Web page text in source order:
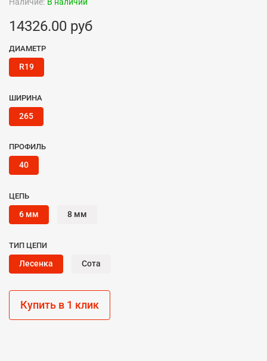
14326.00 руб
Купить в 1 клик
ДИАМЕТР
R19
ШИРИНА
265
ПРОФИЛЬ
40
ЦЕПЬ
6 мм 8 мм
ТИП ЦЕПИ
Лесенка Сота